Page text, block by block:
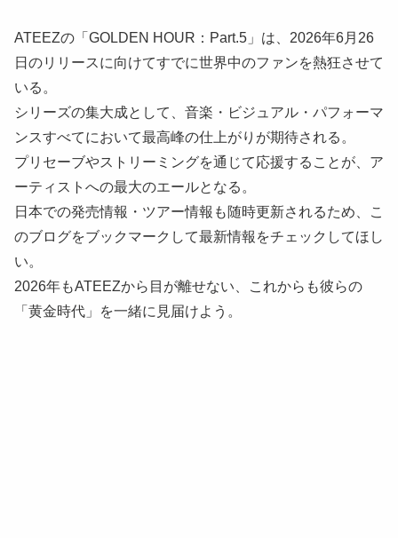
ATEEZの「GOLDEN HOUR：Part.5」は、2026年6月26
日のリリースに向けてすでに世界中のファンを熱狂させて
いる。
シリーズの集大成として、音楽・ビジュアル・パフォーマ
ンスすべてにおいて最高峰の仕上がりが期待される。
プリセーブやストリーミングを通じて応援することが、ア
ーティストへの最大のエールとなる。
日本での発売情報・ツアー情報も随時更新されるため、こ
のブログをブックマークして最新情報をチェックしてほし
い。
2026年もATEEZから目が離せない、これからも彼らの
「黄金時代」を一緒に見届けよう。